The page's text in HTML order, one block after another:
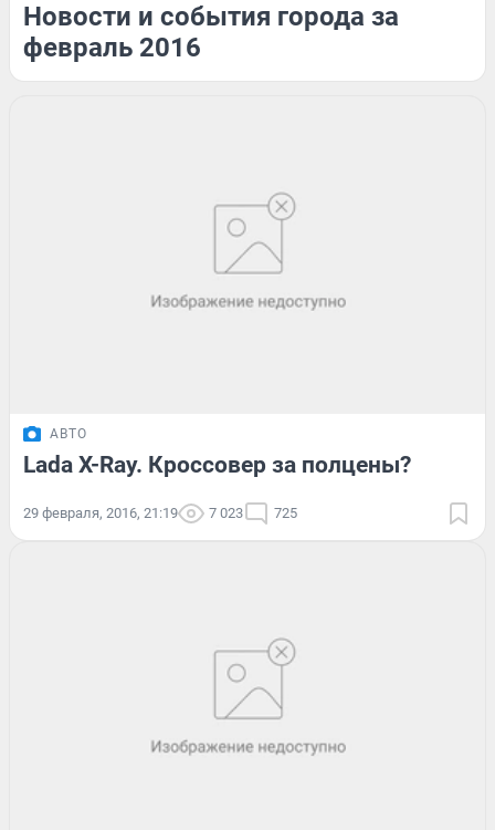
Новости и события города за
февраль 2016
АВТО
Lada X-Ray. Кроссовер за полцены?
29 февраля, 2016, 21:19 7 023 725